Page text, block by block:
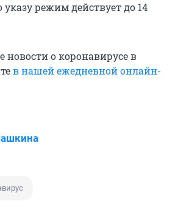
режим действует до 14
о коронавирусе в
в нашей ежедневной онлайн-